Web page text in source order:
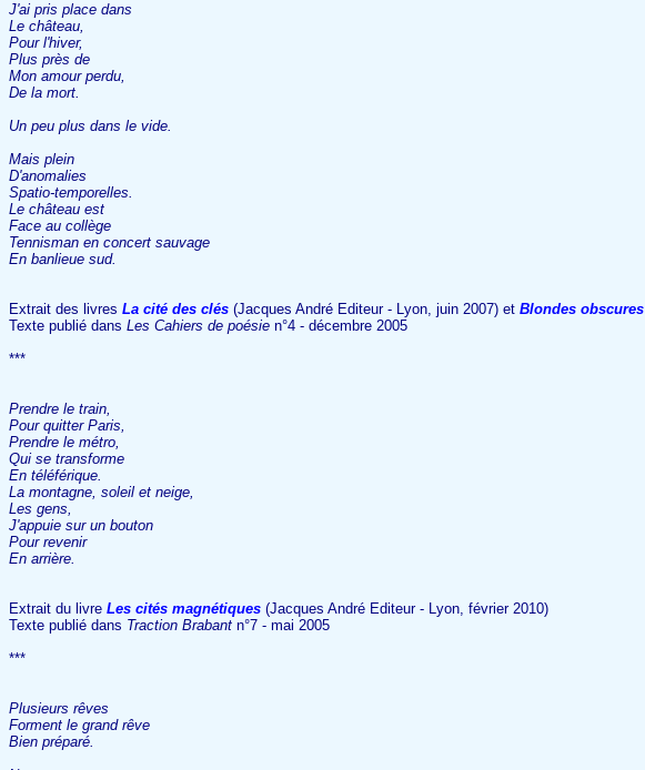
J'ai pris place dans
Le château,
Pour l'hiver,
Plus près de
Mon amour perdu,
De la mort.
Un peu plus dans le vide.
Mais plein
D'anomalies
Spatio-temporelles.
Le château est
Face au collège
Tennisman en concert sauvage
En banlieue sud.
Extrait des livres La cité des clés (Jacques André Editeur - Lyon, juin 2007) et Blondes obscures
Texte publié dans Les Cahiers de poésie n°4 - décembre 2005
***
Prendre le train,
Pour quitter Paris,
Prendre le métro,
Qui se transforme
En téléférique.
La montagne, soleil et neige,
Les gens,
J'appuie sur un bouton
Pour revenir
En arrière.
Extrait du livre Les cités magnétiques (Jacques André Editeur - Lyon, février 2010)
Texte publié dans Traction Brabant n°7 - mai 2005
***
Plusieurs rêves
Forment le grand rêve
Bien préparé.